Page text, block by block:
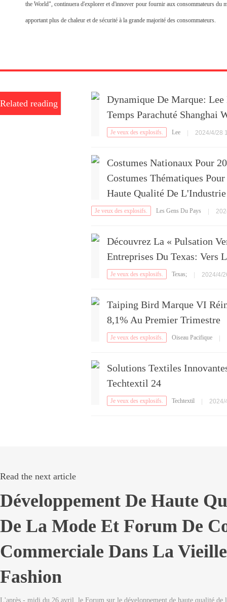
the World", continuera d'explorer et d'innover pour fournir aux consommateurs du
apportant plus de chaleur et de sécurité à la grande majorité des consommateurs.
Related reading
Dynamique De Marque:
Temps Parachuté Shanghai
Je veux des explosifs. Lee 2024/4/28
Costumes Nationaux Pour
Costumes Thématiques
Haute Qualité De
Je veux des explosifs. Les Gens Du Pays
Découvrez La « Pulsation
Entreprises Du Texas: Vers
Je veux des explosifs. Texas; 2024/4/
Taiping Bird Marque VI
8,1% Au Premier Trimestre
Je veux des explosifs. Oiseau Pacifique
Solutions Textiles
Techtextil 24
Je veux des explosifs. Techtextil 2024/
Read the next article
Développement De Haute
De La Mode Et Forum De
Commerciale Dans La
Fashion
L'après - midi du 26 avril, le Forum sur le développement de haute qualité